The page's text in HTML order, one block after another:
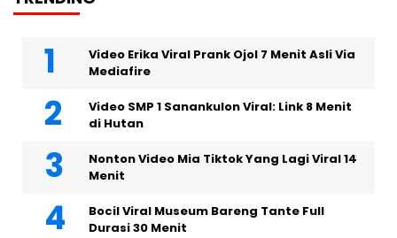
Video Erika Viral Prank Ojol 7 Menit Asli Via
Mediafire
Video SMP 1 Sanankulon Viral: Link 8 Menit
di Hutan
Nonton Video Mia Tiktok Yang Lagi Viral 14
Menit
Bocil Viral Museum Bareng Tante Full
Durasi 30 Menit